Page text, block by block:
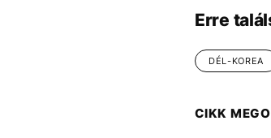
Erre
DÉL-KOREA
CIKK